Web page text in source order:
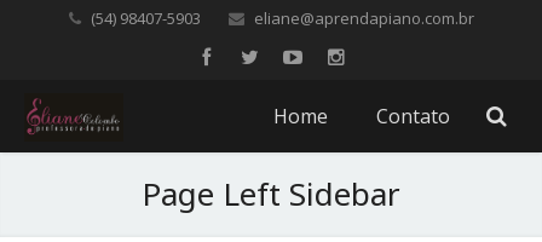
(54) 98407-5903 eliane@aprendapiano.com.br
Home Contato
Page Left Sidebar